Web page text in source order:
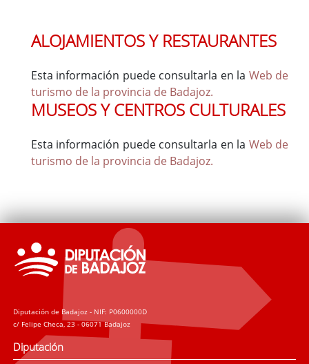
ALOJAMIENTOS Y RESTAURANTES
Esta información puede consultarla en la Web de
turismo de la provincia de Badajoz.
MUSEOS Y CENTROS CULTURALES
Esta información puede consultarla en la Web de
turismo de la provincia de Badajoz.
Diputación de Badajoz - NIF: P0600000D
c/ Felipe Checa, 23 - 06071 Badajoz
Diputación